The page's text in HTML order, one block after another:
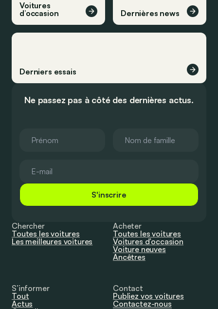
Voitures
d’occasion
Dernières news
Derniers essais
Ne passez pas à côté des dernières actus.
S'inscrire
Chercher
Toutes les voitures
Les meilleures voitures
Acheter
Toutes les voitures
Voitures d’occasion
Voiture neuves
Ancêtres
S’informer
Tout
Actus
Contact
Publiez vos voitures
Contactez-nous